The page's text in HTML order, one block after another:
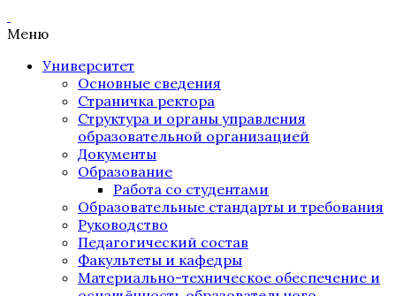
Меню
Университет
Основные сведения
Страничка ректора
Структура и органы управления
образовательной организацией
Документы
Образование
Работа со студентами
Образовательные стандарты и требования
Руководство
Педагогический состав
Факультеты и кафедры
Материально-техническое обеспечение и